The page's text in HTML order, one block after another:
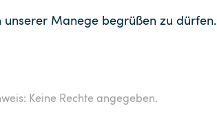
Manege begrüßen zu dürfen.
Keine Rechte angegeben.